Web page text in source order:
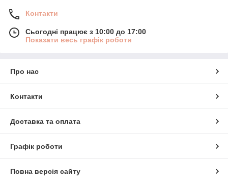
Контакти
Сьогодні працює з 10:00 до 17:00
Показати весь графік роботи
Про нас
Контакти
Доставка та оплата
Графік роботи
Повна версія сайту